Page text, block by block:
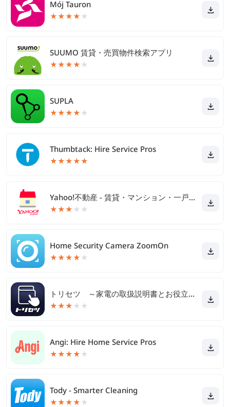
Mój Tauron
★★★★ ★
SUUMO 賃貸・売買物件検索アプリ
★★★★ ★
SUPLA
★★★★ ★
Thumbtack: Hire Service Pros
★★★★★
Yahoo!不動産 - 賃貸・マンション・一戸建て・物件検索
★★★ ★ ★
Home Security Camera ZoomOn
★★★★ ★
トリセツ ～家電の取扱説明書とお役立ち情報を一元管理！～
★★★ ★ ★
Angi: Hire Home Service Pros
★★★★ ★
Tody - Smarter Cleaning
★★★★ ★